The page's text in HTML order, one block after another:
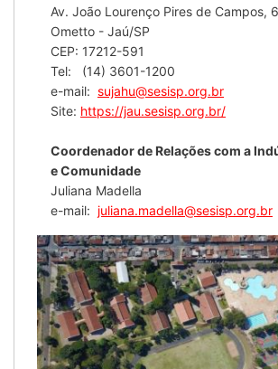
Av. João Lourenço Pires de Campos,
Ometto - Jaú/SP
CEP: 17212-591
Tel: (14) 3601-1200
e-mail: sujahu@sesisp.org.br
Site: https://jau.sesisp.org.br/
Coordenador de Relações com a
e Comunidade
Juliana Madella
e-mail: juliana.madella@sesisp.org.br